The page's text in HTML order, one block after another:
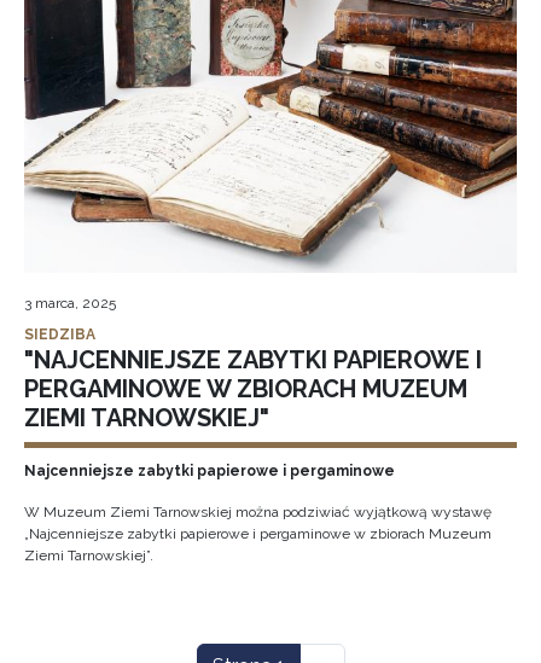
3 marca, 2025
SIEDZIBA
"NAJCENNIEJSZE ZABYTKI PAPIEROWE I
PERGAMINOWE W ZBIORACH MUZEUM
ZIEMI TARNOWSKIEJ"
Najcenniejsze zabytki papierowe i pergaminowe
W Muzeum Ziemi Tarnowskiej można podziwiać wyjątkową wystawę
„Najcenniejsze zabytki papierowe i pergaminowe w zbiorach Muzeum
Ziemi Tarnowskiej”.